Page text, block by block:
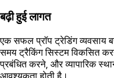
बढ़ी हुई लागत
एक सफल प्रॉप ट्रेडिंग व्यवसाय
समय ट्रैकिंग सिस्टम विकसित
प्रबंधित करने, और व्यापारिक
आवश्यकता होती है।